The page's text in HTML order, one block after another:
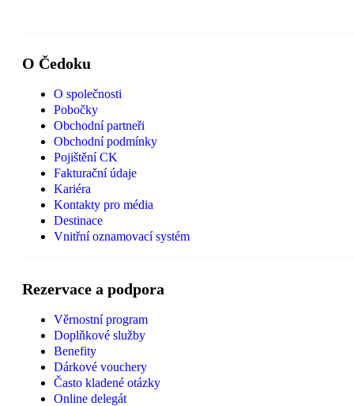
O Čedoku
O společnosti
Pobočky
Obchodní partneři
Obchodní podmínky
Pojištění CK
Fakturační údaje
Kariéra
Kontakty pro média
Destinace
Vnitřní oznamovací systém
Rezervace a podpora
Věrnostní program
Doplňkové služby
Benefity
Dárkové vouchery
Často kladené otázky
Online delegát